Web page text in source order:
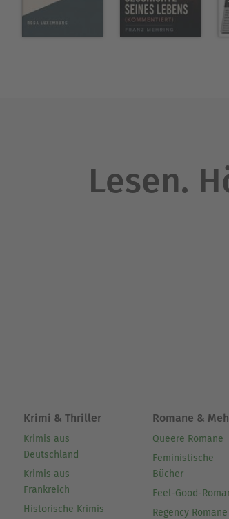
Ausdrücke für eine mühelose,
Lesen.
Krimi & Thriller
Krimis aus
Deutschland
Krimis aus
Frankreich
Historische Krimis
Romane &
Queere Romane
Feministische
Bücher
Feel-Good-
Regency Romane